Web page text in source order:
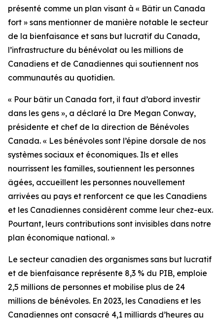
présenté comme un plan visant à « Bâtir un Canada
fort » sans mentionner de manière notable le secteur
de la bienfaisance et sans but lucratif du Canada,
l’infrastructure du bénévolat ou les millions de
Canadiens et de Canadiennes qui soutiennent nos
communautés au quotidien.
« Pour bâtir un Canada fort, il faut d’abord investir
dans les gens », a déclaré la Dre Megan Conway,
présidente et chef de la direction de Bénévoles
Canada. « Les bénévoles sont l’épine dorsale de nos
systèmes sociaux et économiques. Ils et elles
nourrissent les familles, soutiennent les personnes
âgées, accueillent les personnes nouvellement
arrivées au pays et renforcent ce que les Canadiens
et les Canadiennes considèrent comme leur chez-eux.
Pourtant, leurs contributions sont invisibles dans notre
plan économique national. »
Le secteur canadien des organismes sans but lucratif
et de bienfaisance représente 8,3 % du PIB, emploie
2,5 millions de personnes et mobilise plus de 24
millions de bénévoles. En 2023, les Canadiens et les
Canadiennes ont consacré 4,1 milliards d’heures au